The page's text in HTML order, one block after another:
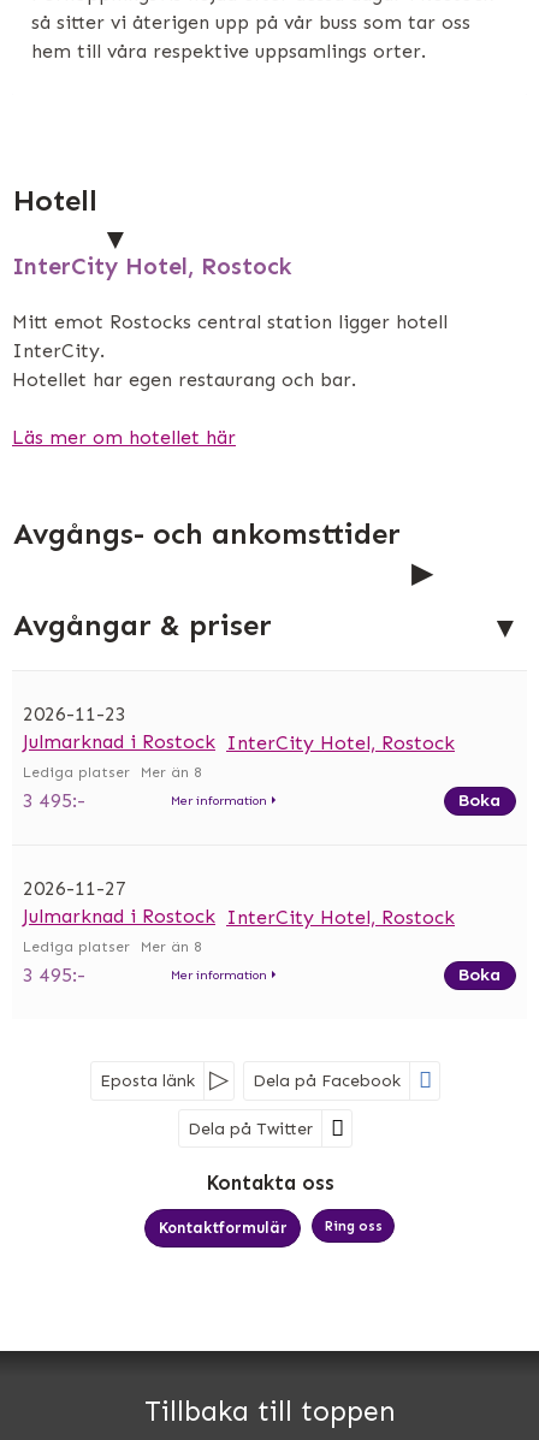
så sitter vi återigen upp på vår buss som tar oss
hem till våra respektive uppsamlings orter.
Hotell
InterCity Hotel, Rostock
Mitt emot Rostocks central station ligger hotell
InterCity.
Hotellet har egen restaurang och bar.
Läs mer om hotellet här
Avgångs- och ankomsttider
Avgångar & priser
2026-11-23
Julmarknad i Rostock InterCity Hotel, Rostock
Mer än 8
3 495:- Boka
Mer information
2026-11-27
Julmarknad i Rostock InterCity Hotel, Rostock
Mer än 8
3 495:- Boka
Mer information
Eposta länk Dela på Facebook
Dela på Twitter
Sociala medier
Kontakta oss
Kontaktformulär Ring oss
Telefon0511-34 66 60
Tillbaka till toppen